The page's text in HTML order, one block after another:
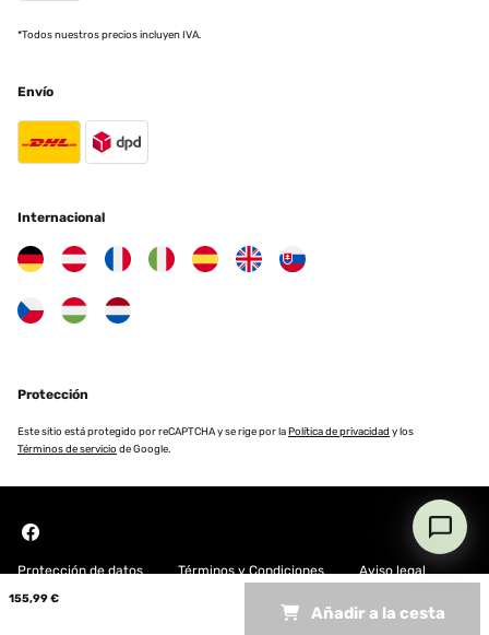
155,99 €
Añadir a la cesta
Usuario/a de amazon
bonne et heureuse année à tous !
Utilisateur d'Amazon
TRES BEAU JE RCOMMANCE
Utilisateur d'Amazon
Traducir
EVALUACIÓN COMPROBADA
01/11/2023
*Todos nuestros precios incluyen IVA.
Envío
Internacional
Protección
Este sitio está protegido por reCAPTCHA y se rige por laPolítica de privacidad y los
Términos de servicio de Google.
Protección de datos Términos y Condiciones Aviso legal
Copyright © 2026 Blumfeldt. All rights reserved